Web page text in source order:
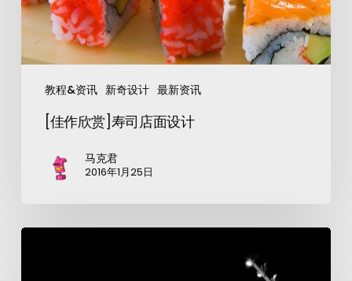
教程&资讯 新奇设计 最新资讯
[佳作欣赏]寿司店面设计
马克君
2016年1月25日